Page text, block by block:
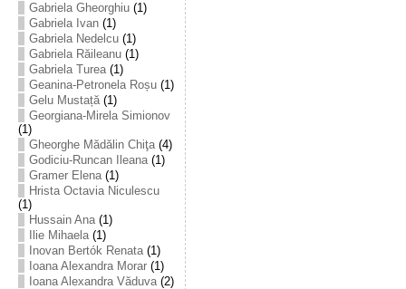
Gabriela Gheorghiu(1)
Gabriela Ivan(1)
Gabriela Nedelcu(1)
Gabriela Răileanu(1)
Gabriela Turea(1)
Geanina-Petronela Roșu(1)
Gelu Mustață(1)
Georgiana-Mirela Simionov
(1)
Gheorghe Mădălin Chiţa(4)
Godiciu-Runcan Ileana(1)
Gramer Elena(1)
Hrista Octavia Niculescu
(1)
Hussain Ana(1)
Ilie Mihaela(1)
Inovan Bertók Renata(1)
Ioana Alexandra Morar(1)
Ioana Alexandra Văduva(2)